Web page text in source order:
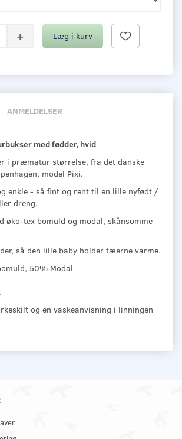
Læg i kurv
ANMELDELSER
med fødder, hvid
i præmatur størrelse, fra det danske
model Pixi.
enkle - så fint og rent til en lille nyfødt /
dreng.
øko-tex bomuld og modal, skånsomme
så den lille baby holder tæerne varme.
50% Modal
og en vaskeanvisning i linningen